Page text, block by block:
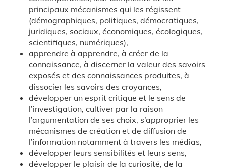
principaux mécanismes qui les régissent
(démographiques, politiques, démocratiques,
juridiques, sociaux, économiques, écologiques,
scientifiques, numériques),
apprendre à apprendre, à créer de la
connaissance, à discerner la valeur des savoirs
exposés et des connaissances produites, à
dissocier les savoirs des croyances,
développer un esprit critique et le sens de
l’investigation, cultiver par la raison
l’argumentation de ses choix, s’approprier les
mécanismes de création et de diffusion de
l’information notamment à travers les médias,
développer leurs sensibilités et leurs sens,
développer le plaisir de la curiosité, de la